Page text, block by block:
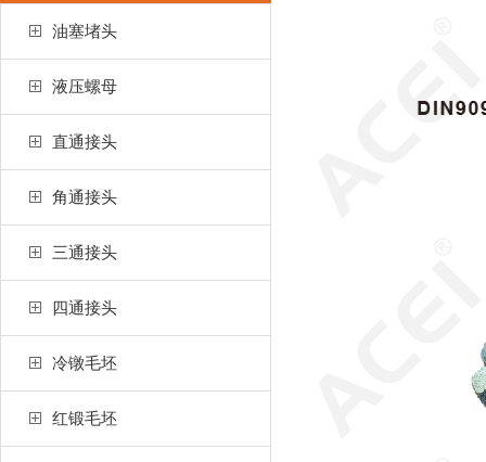
油塞堵头
液压螺母
直通接头
角通接头
三通接头
四通接头
冷镦毛坯
红锻毛坯